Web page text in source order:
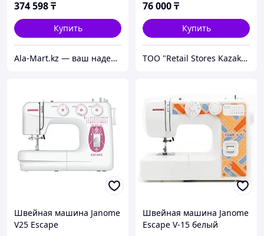
374 598₸
Купить
Ala-Mart.kz — ваш надежный партнер в мире качественных товаров.
76 000₸
Купить
ТОО "Retail Stores Kazakhstan"
Швейная машина Janome
V25 Escape
Швейная машина Janome
Escape V-15 белый